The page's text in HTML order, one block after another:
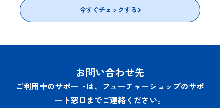
今すぐチェックする
お問い合わせ先
ご利用中のサポートは、フューチャーショップのサポ
ート窓口までご連絡ください。